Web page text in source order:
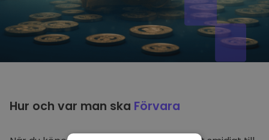
Hur och var man ska Förvara